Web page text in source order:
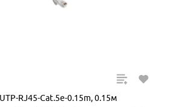
RJ45-Cat.5e-0.15m, 0.15м